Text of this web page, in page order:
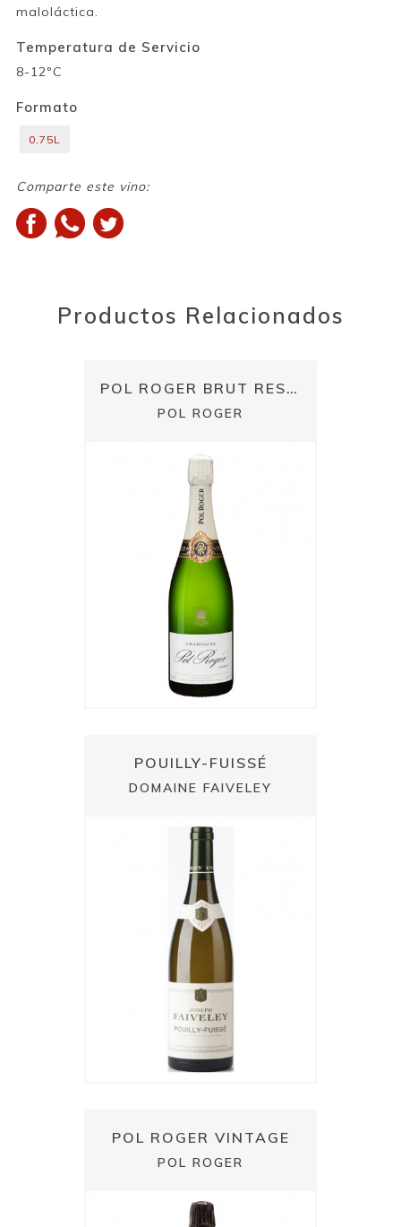
maloláctica.
Temperatura de Servicio
8-12ºC
Formato
0,75L
Comparte este vino:
Productos Relacionados
POL ROGER BRUT RESERVA
POL ROGER
POUILLY-FUISSÉ
DOMAINE FAIVELEY
POL ROGER VINTAGE
POL ROGER